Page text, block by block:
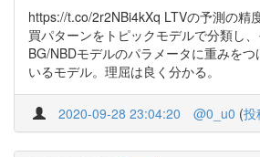
https://t.co/2r2NBi4kXq LTVの予測の精
買パターンをトピックモデルで分類し
BG/NBDモデルのパラメータに重みを
いるモデル。理屈は良く分かる。
2020-09-28 23:04:20 @0_u0 (投